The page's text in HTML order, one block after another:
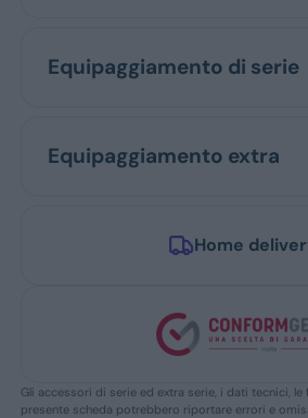
Equipaggiamento di serie
Equipaggiamento extra
Home
Gli accessori di serie ed extra serie, i dati tecnici,
presente scheda potrebbero riportare errori e